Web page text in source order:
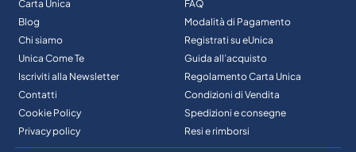
Carta Unica
Blog
Chi siamo
Unica Come Te
Iscriviti alla Newsletter
Contatti
Cookie Policy
Privacy policy
FAQ
Modalità di Pagamento
Registrati su eUnica
Guida all’acquisto
Regolamento Carta Unica
Condizioni di Vendita
Spedizioni e consegne
Resi e rimborsi